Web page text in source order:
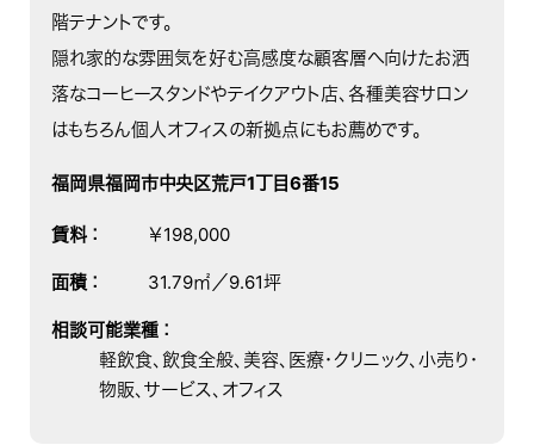
階テナントです。
隠れ家的な雰囲気を好む高感度な顧客層へ向けたお洒
落なコーヒースタンドやテイクアウト店、各種美容サロン
はもちろん個人オフィスの新拠点にもお薦めです。
福岡県福岡市中央区荒戸1丁目6番15
賃料： ￥198,000
面積： 31.79㎡／9.61坪
相談可能業種：
軽飲食、飲食全般、美容、医療・クリニック、小売り・
物販、サービス、オフィス